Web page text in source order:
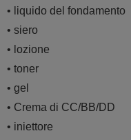
• liquido del fondamento
• siero
• lozione
• toner
• gel
• Crema di CC/BB/DD
• iniettore